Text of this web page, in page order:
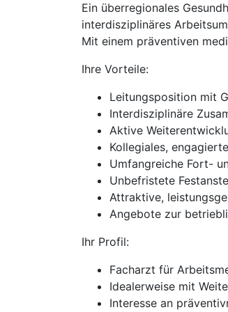
Ein überregionales
interdisziplinäres
Mit einem präventiven
Ihre Vorteile:
Leitungsposition mit
Interdisziplinäre
Aktive
Kollegiales,
Umfangreiche Fort-
Unbefristete
Attraktive,
Angebote zur
Ihr Profil:
Facharzt für
Idealerweise mit
Interesse an